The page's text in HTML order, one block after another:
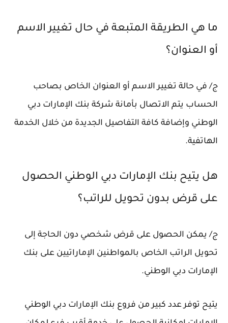
ما هي الطريقة المتبعة في حال تغيير الاسم
أو العنوان؟
ج/ في حالة تغيير الاسم أو العنوان الخاص بصاحب
الحساب يتم الاتصال بأمانة شركة بنك الإمارات دبي
الوطني وإضافة كافة التفاصيل الجديدة من خلال الخدمة
الهاتفية.
هل يتيح بنك الإمارات دبي الوطني الحصول
على قرض بدون تحويل للراتب؟
ج/ يمكن الحصول على قرض شخصي دون الحاجة إلى
تحويل الراتب الخاص بالمواطنين الإماراتيين على بنك
الإمارات دبي الوطني.
يتيح توفر عدد كبير من فروع بنك الإمارات دبي الوطني